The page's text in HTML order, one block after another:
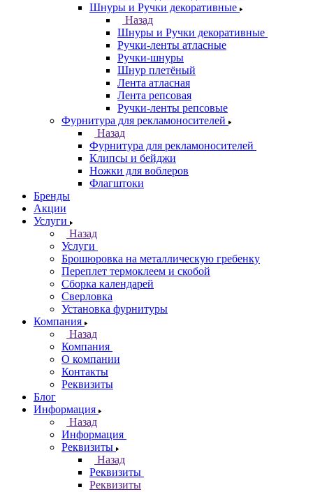
Шнуры и Ручки декоративные
Назад
Шнуры и Ручки декоративные
Ручки-ленты атласные
Ручки-шнуры
Шнур плетёный
Лента атласная
Лента репсовая
Ручки-ленты репсовые
Фурнитура для рекламоносителей
Назад
Фурнитура для рекламоносителей
Клипсы и бeйджи
Ножки для воблеров
Флагштоки
Бренды
Акции
Услуги
Назад
Услуги
Брошюровка на металлическую гребенку
Переплет термоклеем и скобой
Сборка календарей
Сверловка
Установка фурнитуры
Компания
Назад
Компания
О компании
Контакты
Реквизиты
Блог
Информация
Назад
Информация
Реквизиты
Назад
Реквизиты
Реквизиты